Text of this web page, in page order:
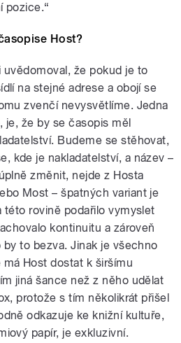
pozice.“
Host?
uvědomoval, že pokud je to
na stejné adrese a obojí se
zvenčí nevysvětlíme. Jedna
že by se časopis měl
Budeme se stěhovat,
kde je nakladatelství, a název –
změnit, nejde z Hosta
Most – špatných variant je
této rovině podařilo vymyslet
kontinuitu a zároveň
to bezva. Jinak je všechno
Host dostat k širšímu
jiná šance než z něho udělat
protože s tím několikrát přišel
odkazuje ke knižní kultuře,
papír, je exkluzivní.